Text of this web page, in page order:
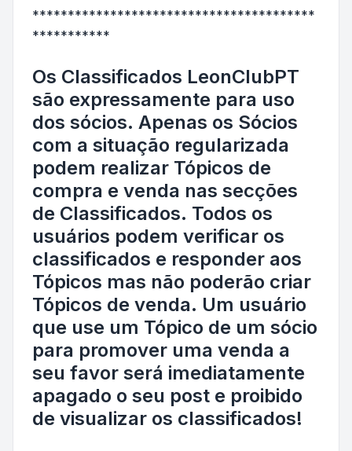
****************************************
***********
Os Classificados LeonClubPT
são expressamente para uso
dos sócios. Apenas os Sócios
com a situação regularizada
podem realizar Tópicos de
compra e venda nas secções
de Classificados. Todos os
usuários podem verificar os
classificados e responder aos
Tópicos mas não poderão criar
Tópicos de venda. Um usuário
que use um Tópico de um sócio
para promover uma venda a
seu favor será imediatamente
apagado o seu post e proibido
de visualizar os classificados!